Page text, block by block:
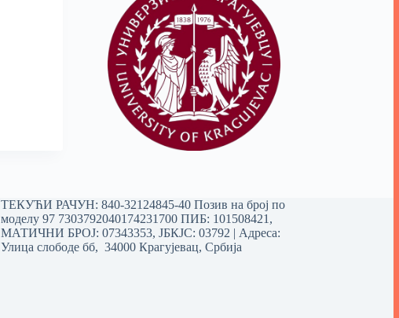
ТЕКУЋИ РАЧУН: 840-32124845-40 Позив на број по
моделу 97 7303792040174231700ПИБ: 101508421,
МАТИЧНИ БРОЈ: 07343353, ЈБКЈС: 03792 | Aдреса:
Улица слободе бб, 34000 Крагујевац, Србија